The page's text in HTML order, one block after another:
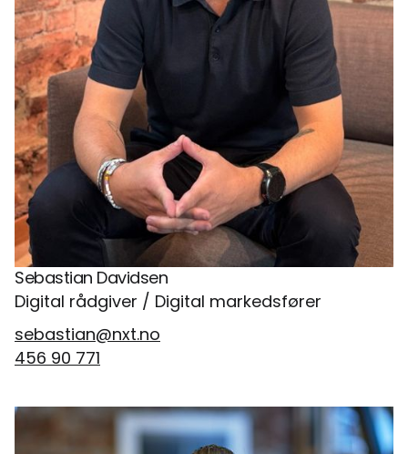
Sebastian Davidsen
Digital rådgiver / Digital markedsfører
sebastian@nxt.no
456 90 771